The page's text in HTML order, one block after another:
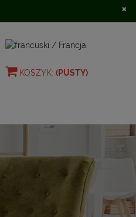
KOSZYK: (PUSTY)
×